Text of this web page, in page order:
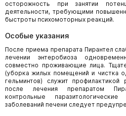
осторожность при занятии
деятельности, требующими
быстроты психомоторных реакций.
Особые указания
После приема препарата Пирантел
лечении энтеробиоза
совместно проживающие лица.
(уборка жилых помещений и чистка
гельминтов) служит
после лечения препаратом
контрольные
заболеваний печени следует